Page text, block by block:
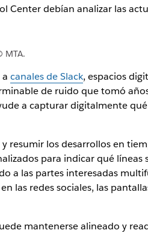
Center debían analizar las
MTA.
canales de Slack, espacios
de ruido que tomó
a capturar digitalmente
resumir los desarrollos en
para indicar qué líneas
a las partes interesadas
las redes sociales, las
mantenerse alineado y